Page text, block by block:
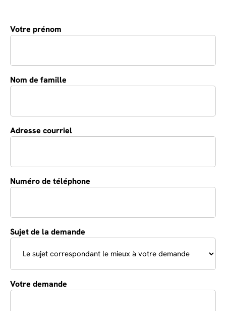
Contact
Votre prénom
Nom de famille
Adresse courriel
Numéro de téléphone
Sujet de la demande
Votre demande